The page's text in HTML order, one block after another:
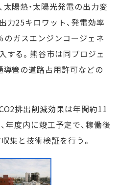
太陽熱・太陽光発電の出力変
力25キロワット、発電効率
のガスエンジンコージェネ
する。熊谷市は同プロジェ
導管の道路占用許可などの
排出削減効果は年間約11
年度内に竣工予定で、稼働後
集と技術検証を行う。